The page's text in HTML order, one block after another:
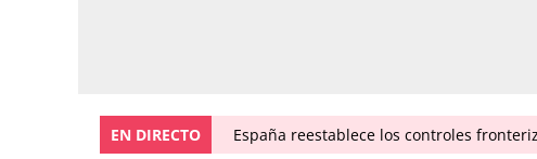
EN DIRECTO España reestablece los controles